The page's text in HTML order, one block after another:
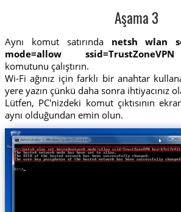
Aşama 3
Aynı komut satırında netsh wlan
mode=allow
komutunu çalıştırın.
Wi-Fi ağınız için farklı bir anahtar
yere yazın çünkü daha sonra ihtiyacınız
Lütfen, PC'nizdeki komut çıktısının
aynı olduğundan emin olun.